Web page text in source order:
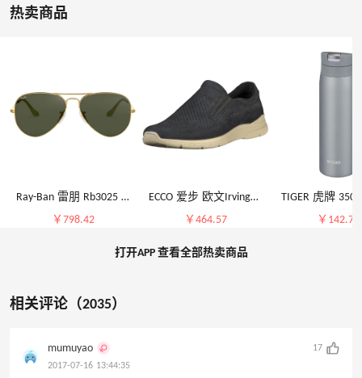
热卖商品
Ray-Ban 雷朋 Rb3025 经典渐变飞行员太阳镜
￥798.42
ECCO 爱步 欧文Irving系列 男式一脚蹬式便鞋 乐福鞋
￥464.57
￥142.79
打开APP 查看全部热卖商品
相关评论（2035）
mumuyao
17
2017-07-16 13:44:35